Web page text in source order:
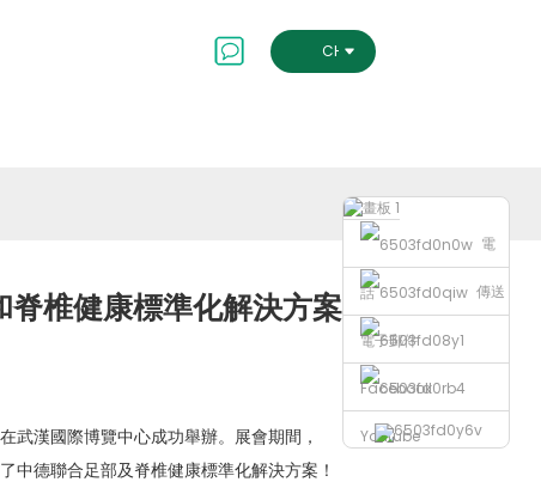
CHINESE TRADITIONAL
電
話 傳送
電子郵件
Facebook
Youtube
椎健康標準化解決方案
漢國際博覽中心成功舉辦。展會期間，
德聯合足部及脊椎健康標準化解決方案！